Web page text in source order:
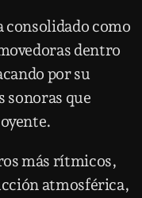
consolidado como
dentro
por su
sonoras que
más rítmicos,
atmosférica,